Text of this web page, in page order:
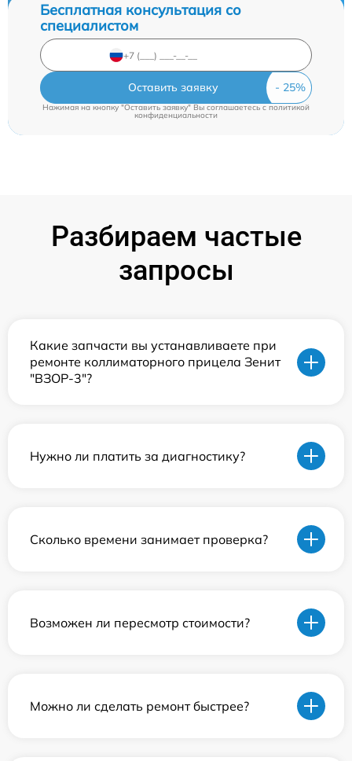
Бесплатная консультация со
специалистом
Оставить заявку
Нажимая на кнопку "Оставить заявку" Вы соглашаетесь c политикой
конфиденциальности
Разбираем частые
запросы
Какие запчасти вы устанавливаете при
ремонте коллиматорного прицела Зенит
"ВЗОР-3"?
Нужно ли платить за диагностику?
Сколько времени занимает проверка?
Возможен ли пересмотр стоимости?
Можно ли сделать ремонт быстрее?